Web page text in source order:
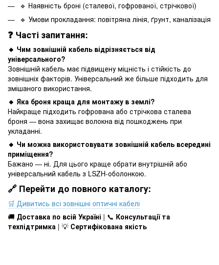
🔹 Наявність броні (сталевої, гофрованої, стрічкової)
🔹 Умови прокладання: повітряна лінія, ґрунт, каналізація
❓ Часті запитання:
🔸 Чим зовнішній кабель відрізняється від
універсального?
Зовнішній кабель має підвищену міцність і стійкість до
зовнішніх факторів. Універсальний же більше підходить для
змішаного використання.
🔸 Яка броня краща для монтажу в землі?
Найкраще підходить гофрована або стрічкова сталева
броня — вона захищає волокна від пошкоджень при
укладанні.
🔸 Чи можна використовувати зовнішній кабель всередині
приміщення?
Бажано — ні. Для цього краще обрати внутрішній або
універсальний кабель з LSZH-оболонкою.
🔗 Перейти до повного каталогу:
🛒 Дивитись всі зовнішні оптичні кабелі
🚚 Доставка по всій Україні | 📞 Консультації та
техпідтримка | 💡 Сертифікована якість